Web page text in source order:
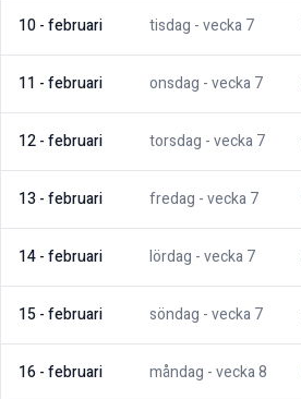
10-februari tisdag - vecka7
11 -februari onsdag - vecka7
12-februari torsdag - vecka7
13 -februari fredag - vecka7
14-februari lördag - vecka7
15-februari söndag - vecka7
16-februari måndag - vecka8